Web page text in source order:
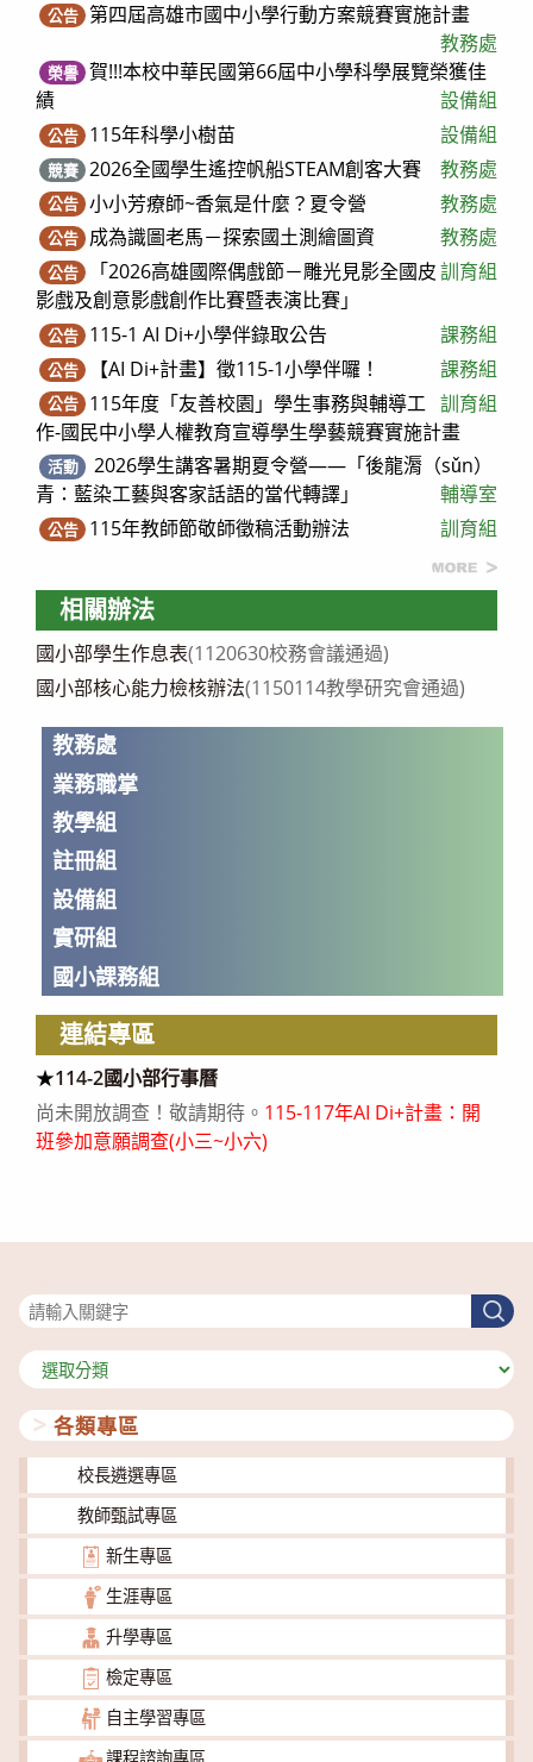
教務處
業務職掌
教學組
註冊組
設備組
實研組
國小課務組
連結專區
★114-2國小部行事曆
尚未開放調查！敬請期待。 115-117年AI Di+計畫：開
班參加意願調查(小三~小六)
公告 第四屆高雄市國中小學行動方案競賽實施計畫
教務處
榮譽 賀!!!本校中華民國第66屆中小學科學展覽榮獲佳
績
設備組
公告 115年科學小樹苗 設備組
競賽 2026全國學生遙控帆船STEAM創客大賽 教務處
公告 小小芳療師~香氣是什麼？夏令營 教務處
公告 成為識圖老馬－探索國土測繪圖資 教務處
公告 訓育組
「2026高雄國際偶戲節－雕光見影全國皮
影戲及創意影戲創作比賽暨表演比賽」
公告 115-1 AI Di+小學伴錄取公告 課務組
公告 【AI Di+計畫】徵115-1小學伴囉！ 課務組
公告 訓育組
115年度「友善校園」學生事務與輔導工
作-國民中小學人權教育宣導學生學藝競賽實施計畫
活動
2026學生講客暑期夏令營——「後龍漘（sǔn）
青：藍染工藝與客家話語的當代轉譯」
輔導室
公告 訓育組
115年教師節敬師徵稿活動辦法
more
相關辦法
國小部學生作息表(1120630校務會議通過)
國小部核心能力檢核辦法(1150114教學研究會通過)
搜
尋
分
類
各類專區
校長遴選專區
教師甄試專區
新生專區
生涯專區
升學專區
檢定專區
自主學習專區